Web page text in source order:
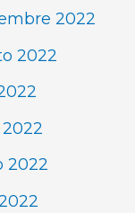
2022
2022
2022